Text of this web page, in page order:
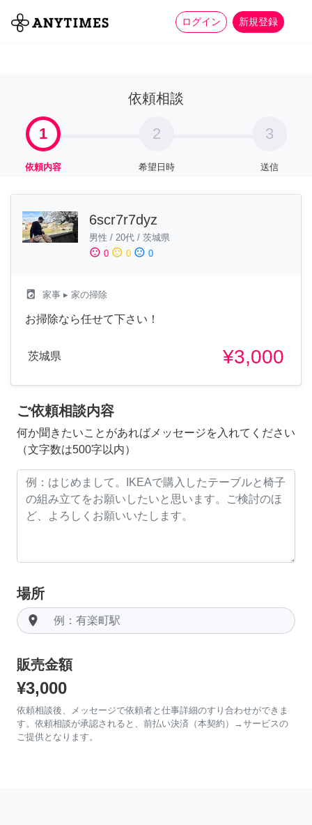
ログイン 新規登録
全て 家事 more_horiz
依頼相談
1
依頼内容
2
希望日時
3
送信
6scr7r7dyz
男性 / 20代 / 茨城県
sentiment_satisfied 0 sentiment_neutral 0 sentiment_dissatisfied 0
local_laundry_service 家事 ▸ 家の掃除
お掃除なら任せて下さい！
茨城県 ¥3,000
ご依頼相談内容
何か聞きたいことがあればメッセージを入れてください
（文字数は500字以内）
場所
room
販売金額
¥3,000
依頼相談後、メッセージで依頼者と仕事詳細のすり合わせができま
す。依頼相談が承認されると、前払い決済（本契約）→サービスの
ご提供となります。